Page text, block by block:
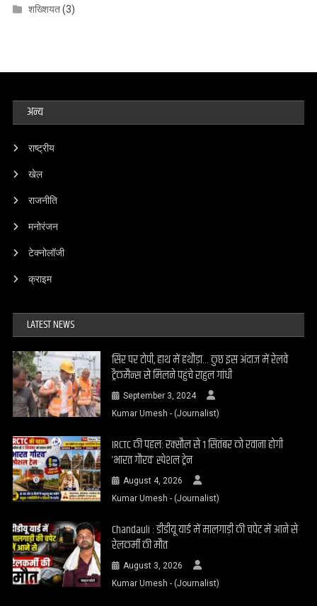
शख्शियत(3)
अन्य
राष्ट्रीय
खेल
राजनीति
मनोरंजन
टेक्नोलॉजी
क्राइम
LATEST NEWS
सिर पर टोपी, हाथ में हथौड़ा… कुछ इस अंदाज में रेलवे
ट्रैकमैन्स से मिलने पहुंचे राहुल गांधी
September 3, 2024
Kumar Umesh - (Journalist)
IRCTC की पहल: रक्सौल से 1 सितंबर को रवाना होगी
‘भारत गौरव’ स्पेशल ट्रेन
August 4, 2026
Kumar Umesh - (Journalist)
Chandauli : डीडीयू यार्ड में मालगाड़ी की चपेट में आने से
रेलकर्मी की मौत
August 3, 2026
Kumar Umesh - (Journalist)